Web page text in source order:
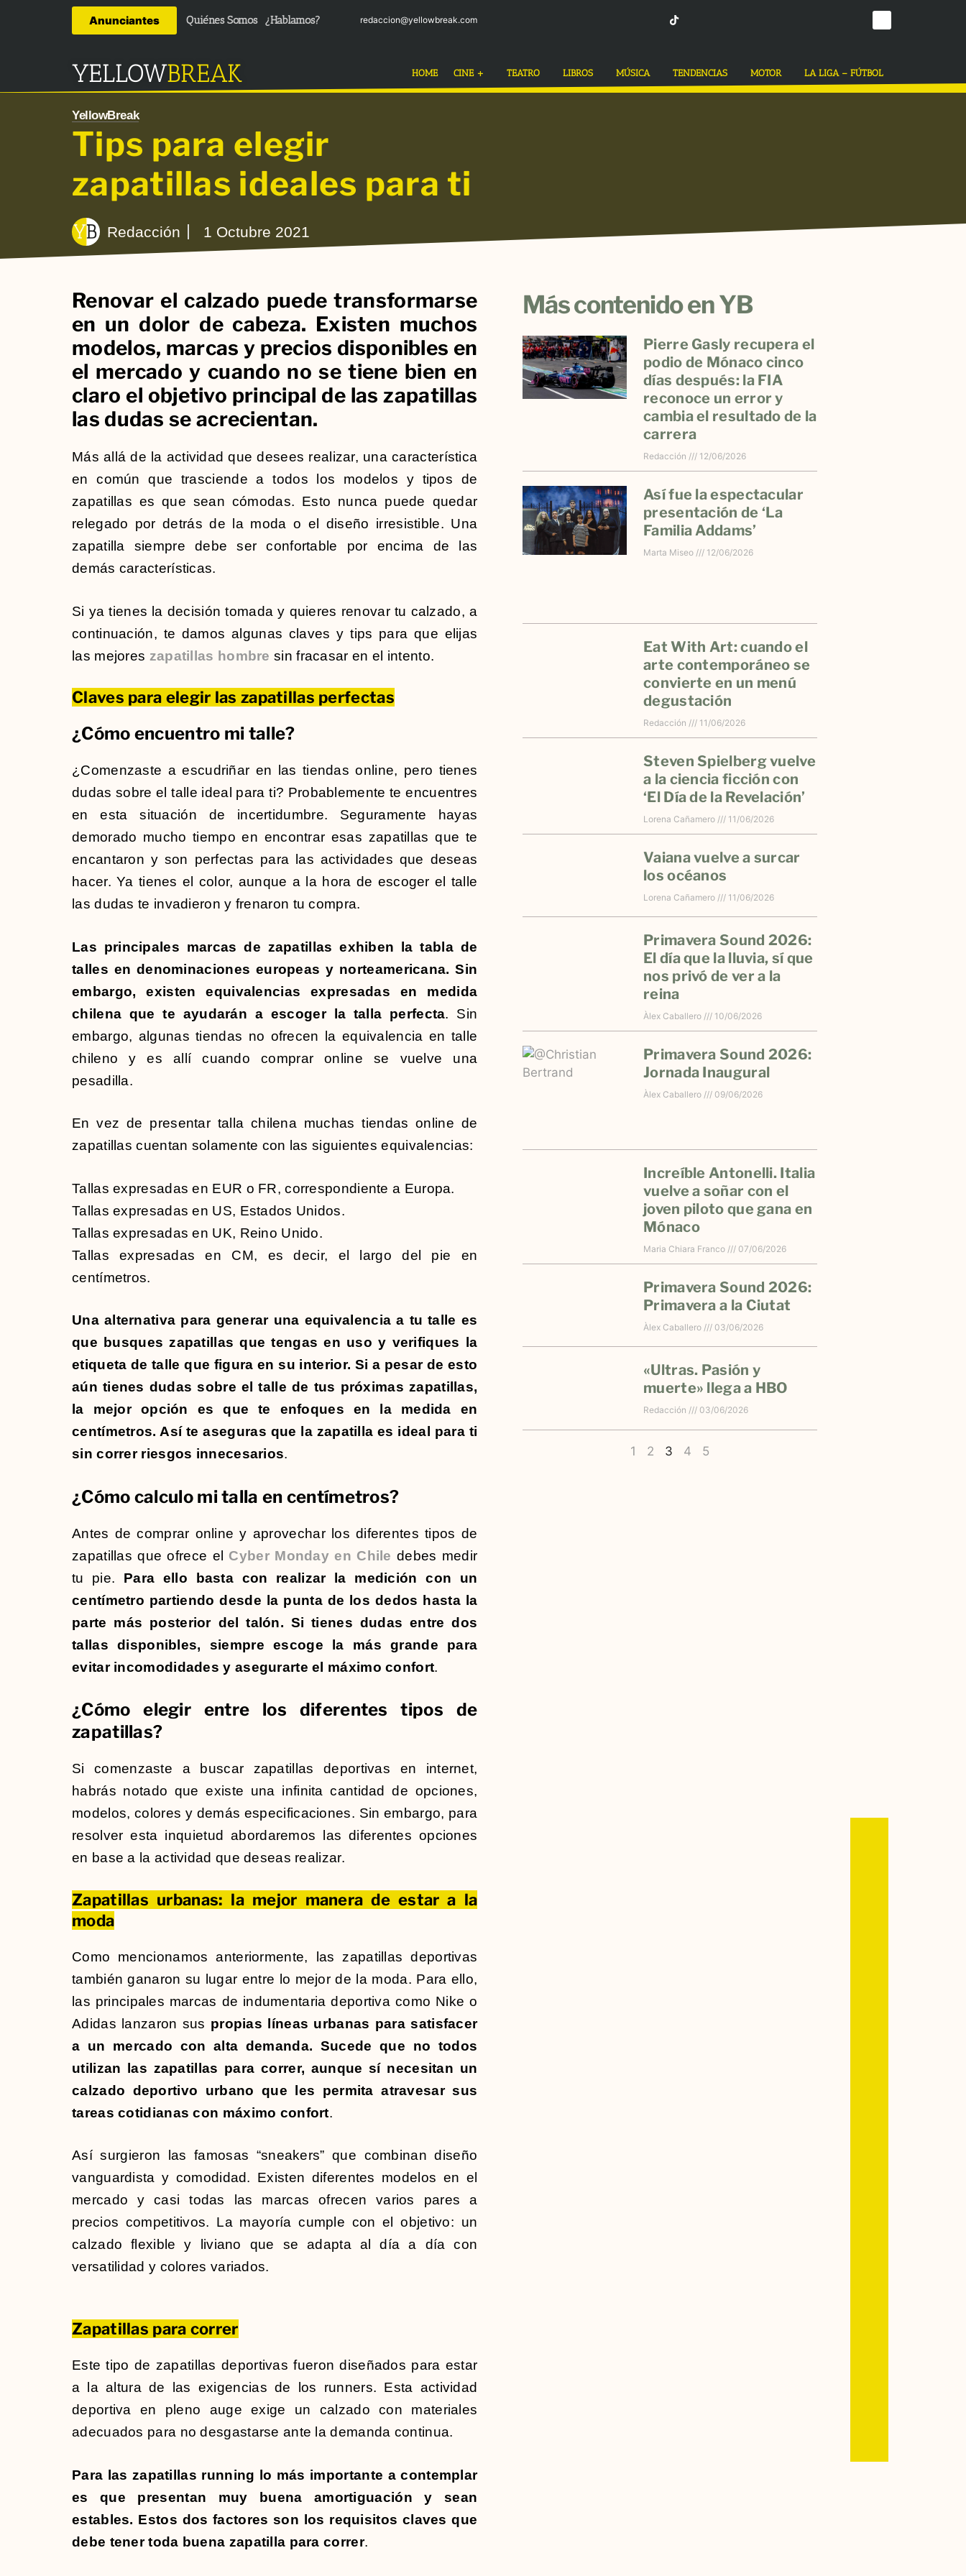
Anunciantes Quiénes Somos ¿Hablamos? redaccion@yellowbreak.com
YELLOWBREAK HOME CINE + TEATRO LIBROS MÚSICA TENDENCIAS MOTOR LA LIGA – FÚTBOL
YellowBreak
Tips para elegir
zapatillas ideales para ti
Redacción 1 Octubre 2021
Renovar el calzado puede transformarse
en un dolor de cabeza. Existen muchos
modelos, marcas y precios disponibles en
el mercado y cuando no se tiene bien en
claro el objetivo principal de las zapatillas
las dudas se acrecientan.
Más allá de la actividad que desees realizar, una característica
en común que trasciende a todos los modelos y tipos de
zapatillas es que sean cómodas. Esto nunca puede quedar
relegado por detrás de la moda o el diseño irresistible. Una
zapatilla siempre debe ser confortable por encima de las
demás características.
Si ya tienes la decisión tomada y quieres renovar tu calzado, a
continuación, te damos algunas claves y tips para que elijas
las mejores zapatillas hombre sin fracasar en el intento.
Claves para elegir las zapatillas perfectas
¿Cómo encuentro mi talle?
¿Comenzaste a escudriñar en las tiendas online, pero tienes
dudas sobre el talle ideal para ti? Probablemente te encuentres
en esta situación de incertidumbre. Seguramente hayas
demorado mucho tiempo en encontrar esas zapatillas que te
encantaron y son perfectas para las actividades que deseas
hacer. Ya tienes el color, aunque a la hora de escoger el talle
las dudas te invadieron y frenaron tu compra.
Las principales marcas de zapatillas exhiben la tabla de
talles en denominaciones europeas y norteamericana. Sin
embargo, existen equivalencias expresadas en medida
chilena que te ayudarán a escoger la talla perfecta. Sin
embargo, algunas tiendas no ofrecen la equivalencia en talle
chileno y es allí cuando comprar online se vuelve una
pesadilla.
En vez de presentar talla chilena muchas tiendas online de
zapatillas cuentan solamente con las siguientes equivalencias:
Tallas expresadas en EUR o FR, correspondiente a Europa.
Tallas expresadas en US, Estados Unidos.
Tallas expresadas en UK, Reino Unido.
Tallas expresadas en CM, es decir, el largo del pie en
centímetros.
Una alternativa para generar una equivalencia a tu talle es
que busques zapatillas que tengas en uso y verifiques la
etiqueta de talle que figura en su interior. Si a pesar de esto
aún tienes dudas sobre el talle de tus próximas zapatillas,
la mejor opción es que te enfoques en la medida en
centímetros. Así te aseguras que la zapatilla es ideal para ti
sin correr riesgos innecesarios.
¿Cómo calculo mi talla en centímetros?
Antes de comprar online y aprovechar los diferentes tipos de
zapatillas que ofrece el Cyber Monday en Chile debes medir
tu pie. Para ello basta con realizar la medición con un
centímetro partiendo desde la punta de los dedos hasta la
parte más posterior del talón. Si tienes dudas entre dos
tallas disponibles, siempre escoge la más grande para
evitar incomodidades y asegurarte el máximo confort.
¿Cómo elegir entre los diferentes tipos de
zapatillas?
Si comenzaste a buscar zapatillas deportivas en internet,
habrás notado que existe una infinita cantidad de opciones,
modelos, colores y demás especificaciones. Sin embargo, para
resolver esta inquietud abordaremos las diferentes opciones
en base a la actividad que deseas realizar.
Zapatillas urbanas: la mejor manera de estar a la
moda
Como mencionamos anteriormente, las zapatillas deportivas
también ganaron su lugar entre lo mejor de la moda. Para ello,
las principales marcas de indumentaria deportiva como Nike o
Adidas lanzaron sus propias líneas urbanas para satisfacer
a un mercado con alta demanda. Sucede que no todos
utilizan las zapatillas para correr, aunque sí necesitan un
calzado deportivo urbano que les permita atravesar sus
tareas cotidianas con máximo confort.
Así surgieron las famosas “sneakers” que combinan diseño
vanguardista y comodidad. Existen diferentes modelos en el
mercado y casi todas las marcas ofrecen varios pares a
precios competitivos. La mayoría cumple con el objetivo: un
calzado flexible y liviano que se adapta al día a día con
versatilidad y colores variados.
Zapatillas para correr
Este tipo de zapatillas deportivas fueron diseñados para estar
a la altura de las exigencias de los runners. Esta actividad
deportiva en pleno auge exige un calzado con materiales
adecuados para no desgastarse ante la demanda continua.
Para las zapatillas running lo más importante a contemplar
es que presentan muy buena amortiguación y sean
estables. Estos dos factores son los requisitos claves que
debe tener toda buena zapatilla para correr.
Más contenido en YB
Pierre Gasly recupera el
podio de Mónaco cinco
días después: la FIA
reconoce un error y
cambia el resultado de la
carrera
Redacción 12/06/2026
Así fue la espectacular
presentación de ‘La
Familia Addams’
Marta Miseo 12/06/2026
Eat With Art: cuando el
arte contemporáneo se
convierte en un menú
degustación
Redacción 11/06/2026
Steven Spielberg vuelve
a la ciencia ficción con
‘El Día de la Revelación’
Lorena Cañamero 11/06/2026
Vaiana vuelve a surcar
los océanos
Lorena Cañamero 11/06/2026
Primavera Sound 2026:
El día que la lluvia, sí que
nos privó de ver a la
reina
Àlex Caballero 10/06/2026
Primavera Sound 2026:
Jornada Inaugural
Àlex Caballero 09/06/2026
Increíble Antonelli. Italia
vuelve a soñar con el
joven piloto que gana en
Mónaco
Maria Chiara Franco 07/06/2026
Primavera Sound 2026:
Primavera a la Ciutat
Àlex Caballero 03/06/2026
«Ultras. Pasión y
muerte» llega a HBO
Redacción 03/06/2026
1 2 3 4 5